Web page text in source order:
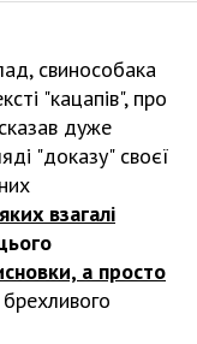
свинособака
"кацапів", про
дуже
"доказу" своєї
взагалі
а просто